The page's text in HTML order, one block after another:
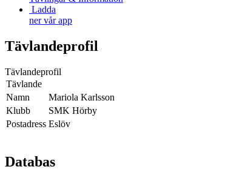
Ladda
ner vår app
Tävlandeprofil
Tävlandeprofil
Tävlande
Namn
Mariola Karlsson
Klubb
SMK Hörby
Postadress Eslöv
Databas